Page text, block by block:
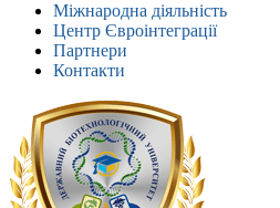
Міжнародна діяльність
Центр Євроінтеграції
Партнери
Контакти